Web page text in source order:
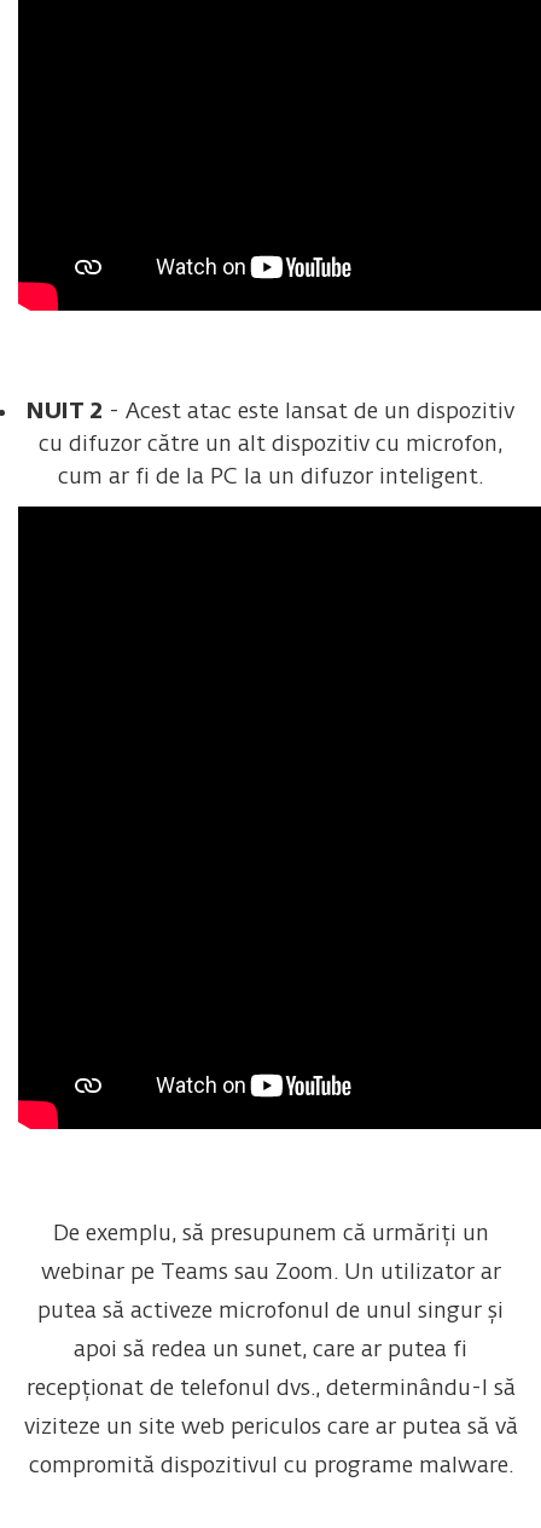
NUIT 2 - Acest atac este lansat de un dispozitiv
cu difuzor către un alt dispozitiv cu microfon,
cum ar fi de la PC la un difuzor inteligent.
De exemplu, să presupunem că urmăriți un
webinar pe Teams sau Zoom. Un utilizator ar
putea să activeze microfonul de unul singur și
apoi să redea un sunet, care ar putea fi
recepționat de telefonul dvs., determinându-l să
viziteze un site web periculos care ar putea să vă
compromită dispozitivul cu programe malware.